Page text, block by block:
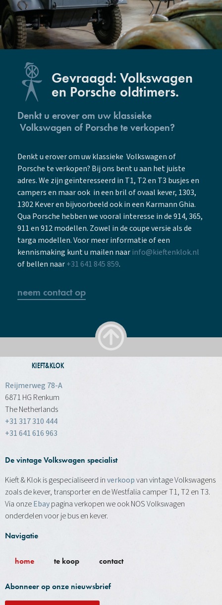
Gevraagd: Volkswagen
en Porsche oldtimers.
Denkt u erover om uw klassieke
Volkswagen of Porsche te verkopen?
Denkt u erover om uw klassieke Volkswagen of
Porsche te verkopen? Bij ons bent u aan het juiste
adres. We zijn geïnteresseerd in T1, T2 en T3 busjes en
campers en maar ook in een bril of ovaal kever, 1303,
1302 Kever en bijvoorbeeld ook in een Karmann Ghia.
Qua Porsche hebben we vooral interesse in de 914, 365,
911 en 912 modellen. Zowel in de coupe versie als de
targa modellen. Voor meer informatie of een
kennismaking kunt u mailen naarinfo@kieftenklok.nl
of bellen naar+31 641 845 859.
neem contact op
KIEFT&KLOK
Reijmerweg 78-A
6871 HG Renkum
The Netherlands
+31 317 310 444
+31 641 616 963
De vintage Volkswagen specialist
Kieft & Klok is gespecialiseerd inverkoopvan vintage Volkswagens
zoals de kever, transporter en de Westfalia camper T1, T2 en T3.
Via onzeEbaypagina verkopen we ook NOS Volkswagen
onderdelen voor je bus en kever.
Navigatie
home te koop contact
Abonneer op onze nieuwsbrief